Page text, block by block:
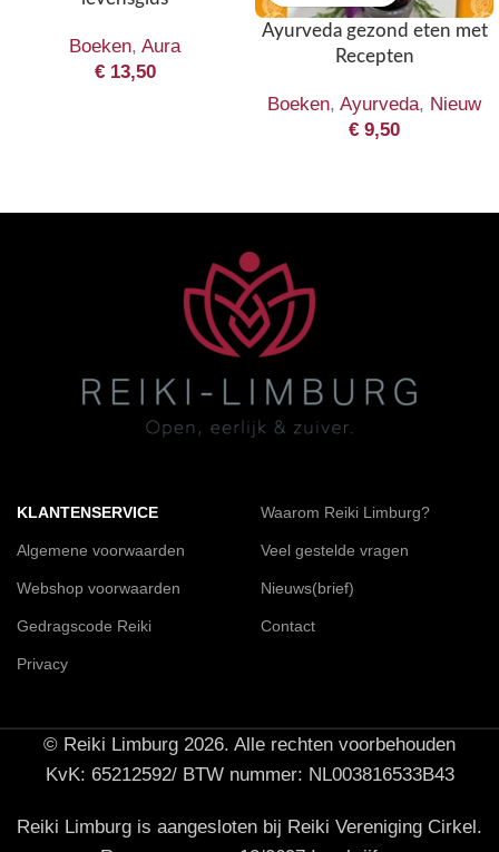
Boeken, Aura
€13,50
Ayurveda gezond eten met
Recepten
Boeken, Ayurveda, Nieuw
€ 9,50
KLANTENSERVICE
Algemene voorwaarden
Webshop voorwaarden
Gedragscode Reiki
Privacy
Waarom Reiki Limburg?
Veel gestelde vragen
Nieuws(brief)
Contact
© Reiki Limburg 2026. Alle rechten voorbehouden
KvK: 65212592/ BTW nummer: NL003816533B43
Reiki Limburg is aangesloten bij Reiki Vereniging Cirkel.